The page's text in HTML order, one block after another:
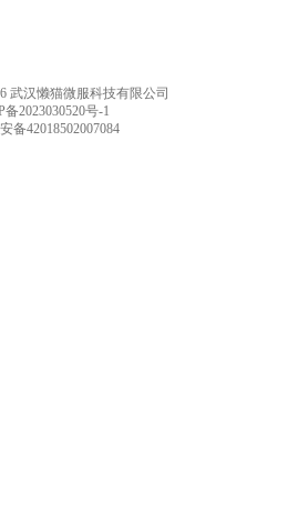
武汉懒猫微服科技有限公司
备2023030520号-1
备42018502007084